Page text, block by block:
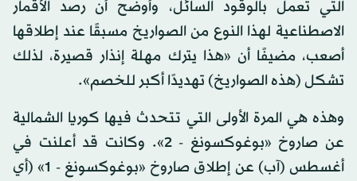
التي تعمل بالوقود السائل، وأوضح أن رصد الأقمار
الاصطناعية لهذا النوع من الصواريخ مسبقًا عند إطلاقها
أصعب، مضيفًا أن «هذا يترك مهلة إنذار قصيرة، لذلك
تشكل (هذه الصواريخ) تهديدًا أكبر للخصم».
وهذه هي المرة الأولى التي تتحدث فيها كوريا الشمالية
عن صاروخ «بوغوكسونغ - 2». وكانت قد أعلنت في
أغسطس (آب) عن إطلاق صاروخ «بوغوكسونغ - 1» (أي